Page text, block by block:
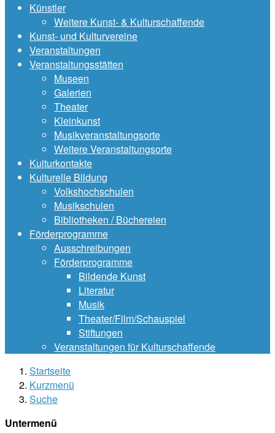
Künstler
Weitere Kunst- & Kulturschaffende
Kunst- und Kulturvereine
Veranstaltungen
Veranstaltungsstätten
Museen
Galerien
Theater
Kleinkunst
Musikveranstaltungsorte
Weitere Veranstaltungsorte
Kulturkontakte
Kulturelle Bildung
Volkshochschulen
Musikschulen
Bibliotheken / Büchereien
Förderprogramme
Ausschreibungen
Förderprogramme
Bildende Kunst
Literatur
Musik
Theater/Film/Schauspiel
Stiftungen
Veranstaltungen für Kulturschaffende
Startseite
Kurzmenü
Suche
Untermenü